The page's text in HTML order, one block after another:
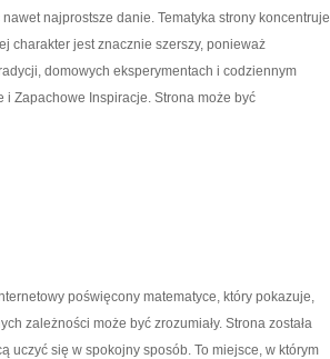
najprostsze danie. Tematyka strony koncentruje
charakter jest znacznie szerszy, ponieważ
domowych eksperymentach i codziennym
i Zapachowe Inspiracje. Strona może być
poświęcony matematyce, który pokazuje,
zależności może być zrozumiały. Strona została
uczyć się w spokojny sposób. To miejsce, w którym